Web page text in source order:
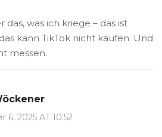
das, was ich kriege – das ist
kann TikTok nicht kaufen. Und
messen.
6, 2025 AT 10:52